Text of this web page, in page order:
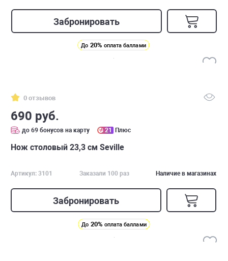
Забронировать
До 20% оплата баллами
0 отзывов
690 руб.
до 69 бонусов на карту 21 Плюс
Нож столовый 23,3 см Seville
Артикул: 3101 Заказали 100 раз Наличие в магазинах
Забронировать
До 20% оплата баллами